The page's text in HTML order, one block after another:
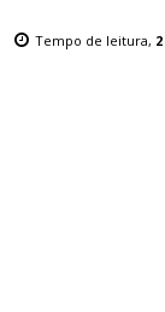
Tempo de leitura, 2